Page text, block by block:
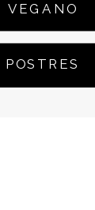
VEGANO
POSTRES